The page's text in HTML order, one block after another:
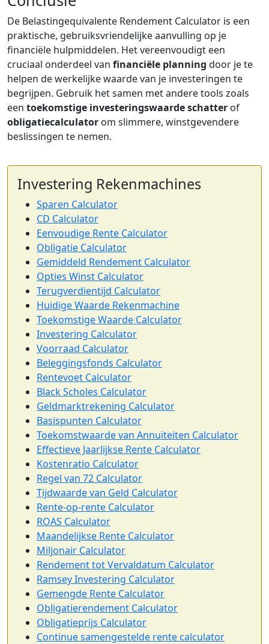
De Belastingequivalente Rendement Calculator is een
praktische, gebruiksvriendelijke aanvulling op je
financiële hulpmiddelen. Het vereenvoudigt een
cruciaal onderdeel van financiële planning door je te
helpen de werkelijke waarde van je investeringen te
begrijpen. Gebruik het samen met andere tools zoals
een toekomstige investeringswaarde schatter of
obligatiecalculator om slimmere, winstgevendere
beslissingen te nemen.
Investering Rekenmachines
Sparen Calculator
CD Calculator
Eenvoudige Rente Calculator
Obligatie Calculator
Gemiddeld Rendement Calculator
Opties Winst Calculator
Terugverdientijd Calculator
Huidige Waarde Rekenmachine
Toekomstige Waarde Calculator
Investering Calculator
Voorraad Calculator
Beleggingsfonds Calculator
Rentevoet Calculator
Black Scholes Calculator
Geldmarktrekening Calculator
Basispunten Calculator
Toekomstwaarde van Annuïteiten Calculator
Effectieve Jaarlijkse Rente Calculator
Kostenratio Calculator
Regel van 72 Calculator
Tijdwaarde van Geld Calculator
Rente-op-rente Calculator
ROAS Calculator
Maandelijkse Rente Calculator
Miljonair Calculator
Rendement tot Vervaldatum Calculator
Ramsey Investering Calculator
Gemengde Rente Calculator
Obligatierendement Calculator
Obligatieprijs Calculator
Continue samengestelde rente calculator